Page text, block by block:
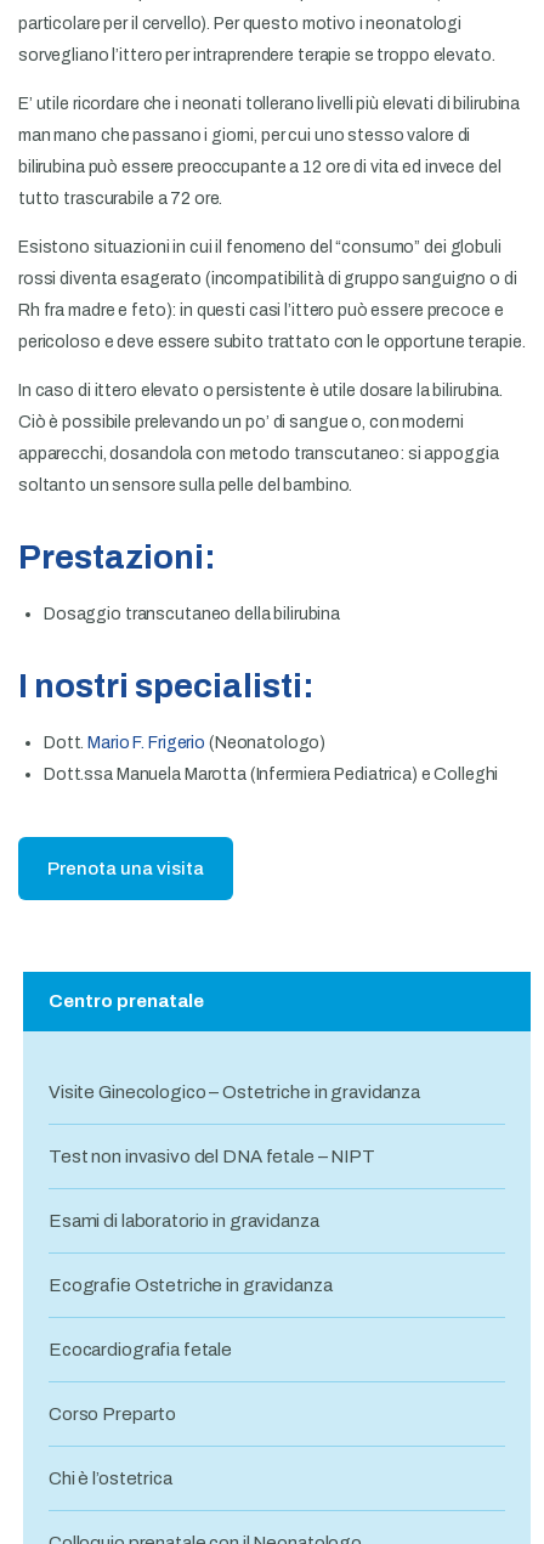
particolare per il cervello). Per questo motivo i neonatologi
sorvegliano l’ittero per intraprendere terapie se troppo elevato.
E’ utile ricordare che i neonati tollerano livelli più elevati di bilirubina
man mano che passano i giorni, per cui uno stesso valore di
bilirubina può essere preoccupante a 12 ore di vita ed invece del
tutto trascurabile a 72 ore.
Esistono situazioni in cui il fenomeno del “consumo” dei globuli
rossi diventa esagerato (incompatibilità di gruppo sanguigno o di
Rh fra madre e feto): in questi casi l’ittero può essere precoce e
pericoloso e deve essere subito trattato con le opportune terapie.
In caso di ittero elevato o persistente è utile dosare la bilirubina.
Ciò è possibile prelevando un po’ di sangue o, con moderni
apparecchi, dosandola con metodo transcutaneo: si appoggia
soltanto un sensore sulla pelle del bambino.
Prestazioni:
Dosaggio transcutaneo della bilirubina
I nostri specialisti:
Dott. Mario F. Frigerio (Neonatologo)
Dott.ssa Manuela Marotta (Infermiera Pediatrica) e Colleghi
Prenota una visita
Centro prenatale
Visite Ginecologico – Ostetriche in gravidanza
Test non invasivo del DNA fetale – NIPT
Esami di laboratorio in gravidanza
Ecografie Ostetriche in gravidanza
Ecocardiografia fetale
Corso Preparto
Chi è l’ostetrica